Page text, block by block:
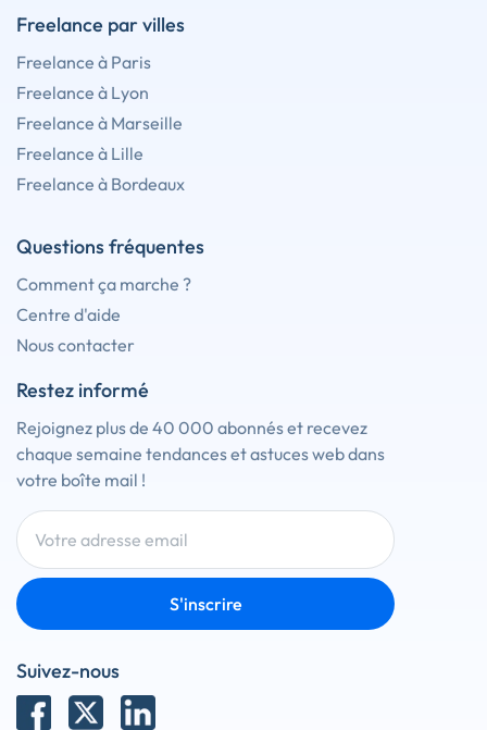
Freelance par villes
Freelance à Paris
Freelance à Lyon
Freelance à Marseille
Freelance à Lille
Freelance à Bordeaux
Questions fréquentes
Comment ça marche ?
Centre d'aide
Nous contacter
Restez informé
Rejoignez plus de 40 000 abonnés et recevez
chaque semaine tendances et astuces web dans
votre boîte mail !
S'inscrire
Suivez-nous